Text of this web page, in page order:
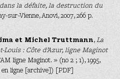
la défaite, la destruction du
sur-Vienne, Anovi, 2007, 266 p.
et Michel Truttmann,La
: Côte d’Azur, ligne Maginot
ligne Maginot. » (no 2 ; 1), 1995,
en ligne [archive]) [PDF]